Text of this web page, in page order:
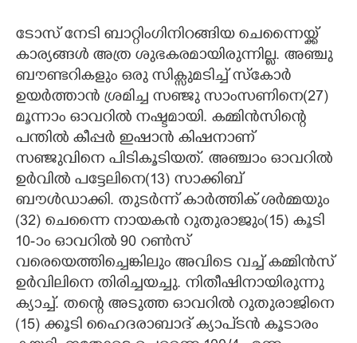
ടോസ് നേടി ബാറ്റിംഗിനിറങ്ങിയ ചെന്നൈയ്ക്ക്
കാര്യങ്ങൾ അത്ര ശുഭകരമായിരുന്നില്ല. അഞ്ചു
ബൗണ്ടറികളും ഒരു സിക്സുമടിച്ച് സ്കോർ
ഉയർത്താൻ ശ്രമിച്ച സഞ്ജു സാംസണിനെ(27)
മൂന്നാം ഓവറിൽ നഷ്ടമായി. കമ്മിൻസിന്റെ
പന്തിൽ കീപ്പർ ഇഷാൻ കിഷനാണ്
സഞ്ജുവിനെ പിടികൂടിയത്. അഞ്ചാം ഓവറിൽ
ഉർവിൽ പട്ടേലിനെ(13) സാക്കിബ്
ബൗൾഡാക്കി. തുടർന്ന് കാർത്തിക് ശർമ്മയും
(32) ചെന്നൈ നായകൻ റുതുരാജും(15) കൂടി
10-ാം ഓവറിൽ 90 റൺസ്
വരെയെത്തിച്ചെങ്കിലും അവിടെ വച്ച് കമ്മിൻസ്
ഉർവിലിനെ തിരിച്ചയച്ചു. നിതീഷിനായിരുന്നു
ക്യാച്ച്. തന്റെ അടുത്ത ഓവറിൽ റുതുരാജിനെ
(15) ക്കൂടി ഹൈദരാബാദ് ക്യാപ്ടൻ കൂടാരം